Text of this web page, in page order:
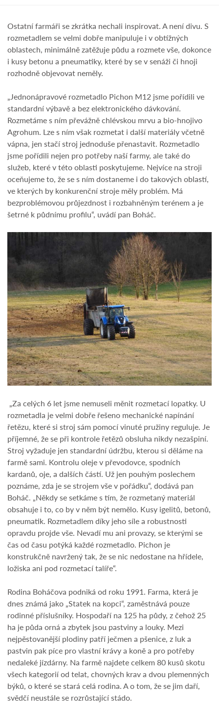
Ostatní farmáři se zkrátka nechali inspirovat. A není divu. S
rozmetadlem se velmi dobře manipuluje i v obtížných
oblastech, minimálně zatěžuje půdu a rozmete vše, dokonce
i kusy betonu a pneumatiky, které by se v senáži či hnoji
rozhodně objevovat neměly.
„Jednonápravové rozmetadlo Pichon M12 jsme pořídili ve
standardní výbavě a bez elektronického dávkování.
Rozmetáme s ním převážně chlévskou mrvu a bio-hnojivo
Agrohum. Lze s ním však rozmetat i další materiály včetně
vápna, jen stačí stroj jednoduše přenastavit. Rozmetadlo
jsme pořídili nejen pro potřeby naší farmy, ale také do
služeb, které v této oblasti poskytujeme. Nejvíce na stroji
oceňujeme to, že se s ním dostaneme i do takových oblastí,
ve kterých by konkurenční stroje měly problém. Má
bezproblémovou průjezdnost i rozbahněným terénem a je
šetrné k půdnímu profilu“, uvádí pan Boháč.
„Za celých 6 let jsme nemuseli měnit rozmetací lopatky. U
rozmetadla je velmi dobře řešeno mechanické napínání
řetězu, které si stroj sám pomocí vinuté pružiny reguluje. Je
příjemné, že se při kontrole řetězů obsluha nikdy nezašpiní.
Stroj vyžaduje jen standardní údržbu, kterou si děláme na
farmě sami. Kontrolu oleje v převodovce, spodních
kardanů, oje, a dalších částí. Už jen pouhým poslechem
poznáme, zda je se strojem vše v pořádku“, dodává pan
Boháč. „Někdy se setkáme s tím, že rozmetaný materiál
obsahuje i to, co by v něm být nemělo. Kusy igelitů, betonů,
pneumatik. Rozmetadlem díky jeho síle a robustnosti
opravdu projde vše. Nevadí mu ani provazy, se kterými se
čas od času potýká každé rozmetadlo. Pichon je
konstrukčně navržený tak, že se nic nedostane na hřídele,
ložiska ani pod rozmetací talíře“.
Rodina Boháčova podniká od roku 1991. Farma, která je
dnes známá jako „Statek na kopci“, zaměstnává pouze
rodinné příslušníky. Hospodaří na 125 ha půdy, z čehož 25
ha je půda orná a zbytek jsou pastviny a louky. Mezi
nejpěstovanější plodiny patří ječmen a pšenice, z luk a
pastvin pak píce pro vlastní krávy a koně a pro potřeby
nedaleké jízdárny. Na farmě najdete celkem 80 kusů skotu
všech kategorií od telat, chovných krav a dvou plemenných
býků, o které se stará celá rodina. A o tom, že se jim daří,
svědčí neustále se rozrůstající stádo.